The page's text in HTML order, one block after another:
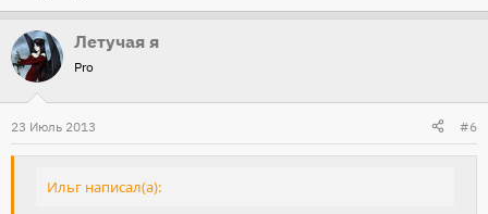
Летучая я
Pro
23 Июль 2013 #6
Ильг написал(а):